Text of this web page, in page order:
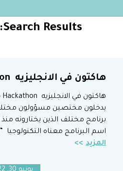
Search Results:
هاكتون في الانجليزيه Hackathon
يدخلون مختصين مسؤولون
برنامج مختلف الذين يختارونه
اسم البرنامج معناه
المزيد